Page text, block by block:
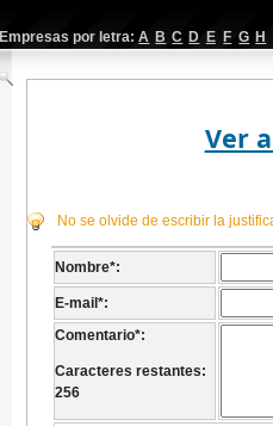
Empresas por letra: A B C D E F G H
Ver
No se olvide de escribir la
Nombre*:
E-mail*:
Comentario*:
Caracteres restantes:
256